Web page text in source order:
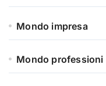
Mondo impresa
Mondo professioni